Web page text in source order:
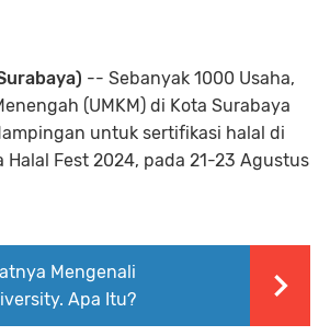
-- Sebanyak 1000 Usaha,
(UMKM) di Kota Surabaya
untuk sertifikasi halal di
Halal Fest 2024, pada 21-23 Agustus
Mengenali
Apa Itu?